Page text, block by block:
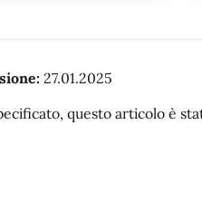
27.01.2025
questo articolo è